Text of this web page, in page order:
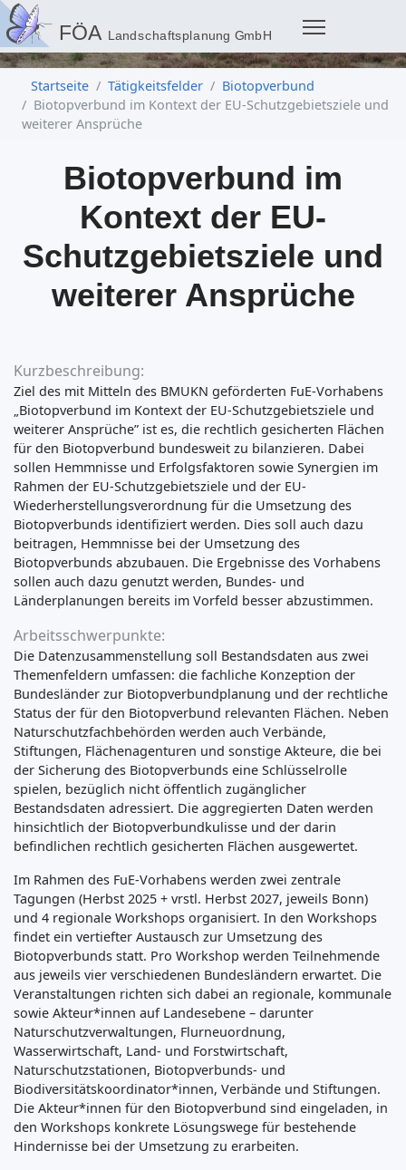
Startseite Tätigkeitsfelder
Biotopverbund
Biotopverbund im Kontext der EU-Schutzgebietsziele und
weiterer Ansprüche
Biotopverbund im
Kontext der EU-
Schutzgebietsziele und
weiterer Ansprüche
Kurzbeschreibung:
Ziel des mit Mitteln des BMUKN geförderten FuE-Vorhabens
„Biotopverbund im Kontext der EU-Schutzgebietsziele und
weiterer Ansprüche” ist es, die rechtlich gesicherten Flächen
für den Biotopverbund bundesweit zu bilanzieren. Dabei
sollen Hemmnisse und Erfolgsfaktoren sowie Synergien im
Rahmen der EU-Schutzgebietsziele und der EU-
Wiederherstellungsverordnung für die Umsetzung des
Biotopverbunds identifiziert werden. Dies soll auch dazu
beitragen, Hemmnisse bei der Umsetzung des
Biotopverbunds abzubauen. Die Ergebnisse des Vorhabens
sollen auch dazu genutzt werden, Bundes- und
Länderplanungen bereits im Vorfeld besser abzustimmen.
Arbeitsschwerpunkte:
Die Datenzusammenstellung soll Bestandsdaten aus zwei
Themenfeldern umfassen: die fachliche Konzeption der
Bundesländer zur Biotopverbundplanung und der rechtliche
Status der für den Biotopverbund relevanten Flächen. Neben
Naturschutzfachbehörden werden auch Verbände,
Stiftungen, Flächenagenturen und sonstige Akteure, die bei
der Sicherung des Biotopverbunds eine Schlüsselrolle
spielen, bezüglich nicht öffentlich zugänglicher
Bestandsdaten adressiert. Die aggregierten Daten werden
hinsichtlich der Biotopverbundkulisse und der darin
befindlichen rechtlich gesicherten Flächen ausgewertet.
Im Rahmen des FuE-Vorhabens werden zwei zentrale
Tagungen (Herbst 2025 + vrstl. Herbst 2027, jeweils Bonn)
und 4 regionale Workshops organisiert. In den Workshops
findet ein vertiefter Austausch zur Umsetzung des
Biotopverbunds statt. Pro Workshop werden Teilnehmende
aus jeweils vier verschiedenen Bundesländern erwartet. Die
Veranstaltungen richten sich dabei an regionale, kommunale
sowie Akteur*innen auf Landesebene – darunter
Naturschutzverwaltungen, Flurneuordnung,
Wasserwirtschaft, Land- und Forstwirtschaft,
Naturschutzstationen, Biotopverbunds- und
Biodiversitätskoordinator*innen, Verbände und Stiftungen.
Die Akteur*innen für den Biotopverbund sind eingeladen, in
den Workshops konkrete Lösungswege für bestehende
Hindernisse bei der Umsetzung zu erarbeiten.